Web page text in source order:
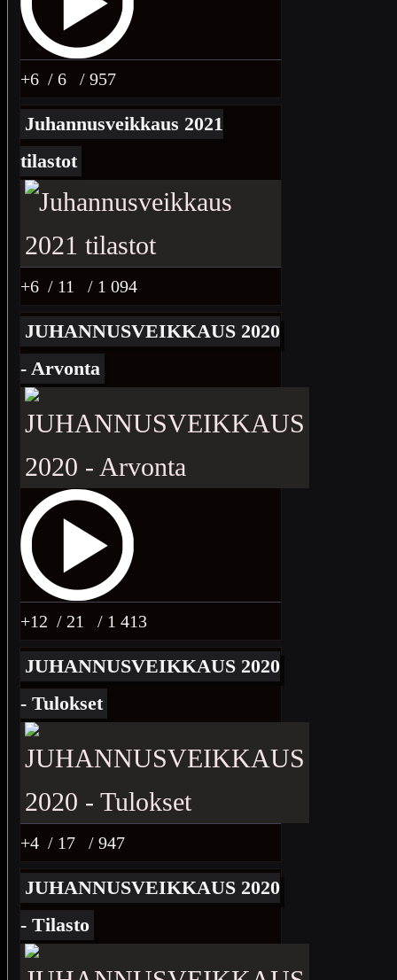
+6 / 6 / 957
Juhannusveikkaus 2021
tilastot
+6 / 11 / 1 094
JUHANNUSVEIKKAUS 2020
- Arvonta
+12 / 21 / 1 413
JUHANNUSVEIKKAUS 2020
- Tulokset
+4 / 17 / 947
JUHANNUSVEIKKAUS 2020
- Tilasto